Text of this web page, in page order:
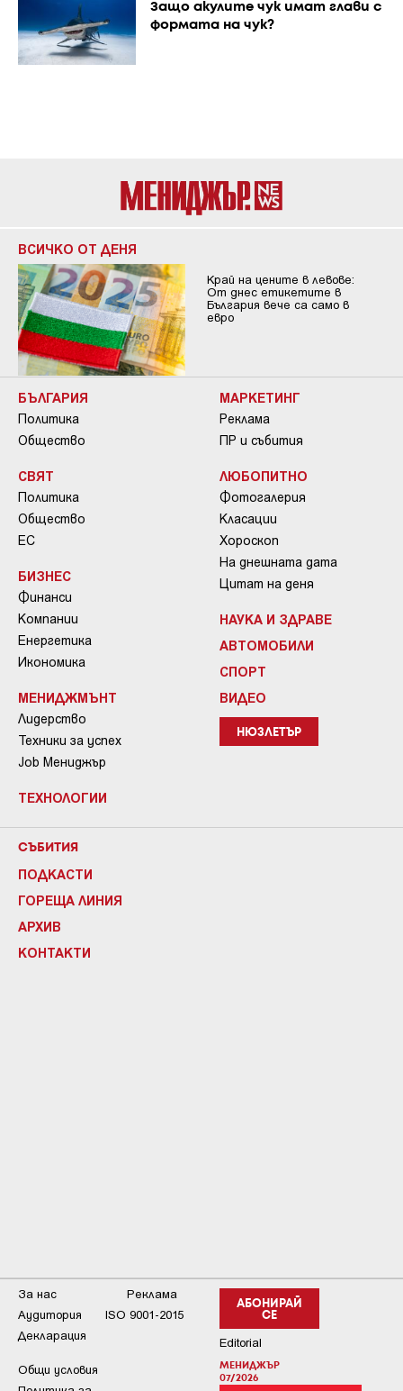
Защо акулите чук имат глави с
формата на чук?
ВСИЧКО ОТ ДЕНЯ
Край на цените в левове:
От днес етикетите в
България вече са само в
евро
БЪЛГАРИЯ
Политика
Общество
СВЯТ
Политика
Общество
ЕС
БИЗНЕС
Финанси
Компании
Енергетика
Икономика
МЕНИДЖМЪНТ
Лидерство
Техники за успех
Job Мениджър
ТЕХНОЛОГИИ
МАРКЕТИНГ
Реклама
ПР и събития
ЛЮБОПИТНО
Фотогалерия
Класации
Хороскоп
На днешната дата
Цитат на деня
НАУКА И ЗДРАВЕ
АВТОМОБИЛИ
СПОРТ
ВИДЕО
НЮЗЛЕТЪР
СЪБИТИЯ
ПОДКАСТИ
ГОРЕЩА ЛИНИЯ
АРХИВ
КОНТАКТИ
АБОНИРАЙ
СЕ
Editorial
МЕНИДЖЪР
07/2026
За нас
Реклама
Аудитория
ISO 9001-2015
Декларация
Общи условия